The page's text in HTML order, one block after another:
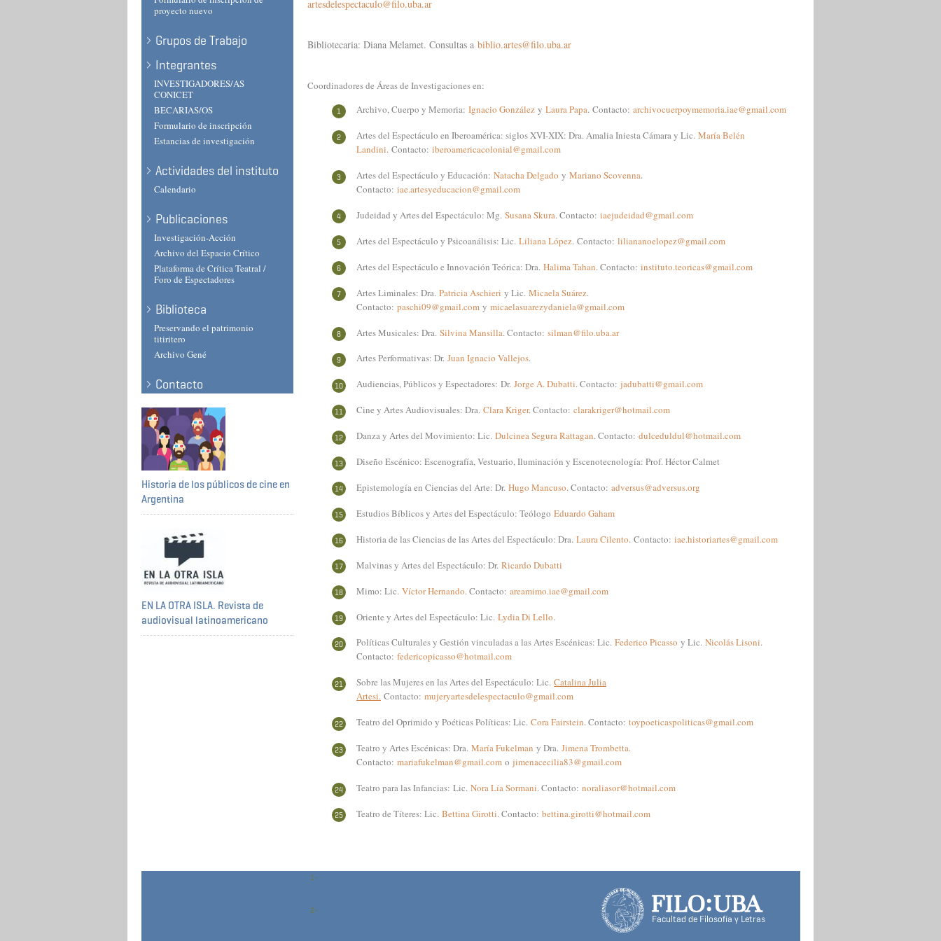
proyecto nuevo
Grupos de Trabajo
Integrantes
INVESTIGADORES/AS
CONICET
BECARIAS/OS
Formulario de inscripción
Estancias de investigación
Actividades del instituto
Calendario
Publicaciones
Investigación-Acción
Archivo del Espacio Crítico
Plataforma de Crítica Teatral /
Foro de Espectadores
Biblioteca
Preservando el patrimonio
titiritero
Archivo Gené
Contacto
Historia de los públicos de cine en
Argentina
EN LA OTRA ISLA. Revista de
audiovisual latinoamericano
artesdelespectaculo@filo.uba.ar
Bibliotecaria: Diana Melamet. Consultas a biblio.artes@filo.uba.ar
Coordinadores de Áreas de Investigaciones en:
Archivo, Cuerpo y Memoria: Ignacio González y Laura Papa. Contacto: archivocuerpoymemoria.iae@gmail.com
Artes del Espectáculo en Iberoamérica: siglos XVI-XIX: Dra. Amalia Iniesta Cámara y Lic. María Belén
Landini. Contacto: iberoamericacolonial@gmail.com
Artes del Espectáculo y Educación: Natacha Delgado y Mariano Scovenna.
Contacto: iae.artesyeducacion@gmail.com
Judeidad y Artes del Espectáculo: Mg. Susana Skura. Contacto: iaejudeidad@gmail.com
Artes del Espectáculo y Psicoanálisis: Lic. Liliana López. Contacto: liliananoelopez@gmail.com
Artes del Espectáculo e Innovación Teórica: Dra. Halima Tahan. Contacto: instituto.teoricas@gmail.com
Artes Liminales: Dra. Patricia Aschieri y Lic. Micaela Suárez.
Contacto: paschi09@gmail.com y micaelasuarezydaniela@gmail.com
Artes Musicales: Dra. Silvina Mansilla. Contacto: silman@filo.uba.ar
Artes Performativas: Dr. Juan Ignacio Vallejos.
Audiencias, Públicos y Espectadores: Dr. Jorge A. Dubatti. Contacto: jadubatti@gmail.com
Cine y Artes Audiovisuales: Dra. Clara Kriger. Contacto: clarakriger@hotmail.com
Danza y Artes del Movimiento: Lic. Dulcinea Segura Rattagan. Contacto: dulceduldul@hotmail.com
Diseño Escénico: Escenografía, Vestuario, Iluminación y Escenotecnología: Prof. Héctor Calmet
Epistemología en Ciencias del Arte: Dr. Hugo Mancuso. Contacto: adversus@adversus.org
Estudios Bíblicos y Artes del Espectáculo: Teólogo Eduardo Gaham
Historia de las Ciencias de las Artes del Espectáculo: Dra. Laura Cilento. Contacto: iae.historiartes@gmail.com
Malvinas y Artes del Espectáculo: Dr. Ricardo Dubatti
Mimo: Lic. Víctor Hernando. Contacto: areamimo.iae@gmail.com
Oriente y Artes del Espectáculo: Lic. Lydia Di Lello.
Políticas Culturales y Gestión vinculadas a las Artes Escénicas: Lic. Federico Picasso y Lic. Nicolás Lisoni.
Contacto: federicopicasso@hotmail.com
Sobre las Mujeres en las Artes del Espectáculo: Lic. Catalina Julia
Artesi. Contacto: mujeryartesdelespectaculo@gmail.com
Teatro del Oprimido y Poéticas Políticas: Lic. Cora Fairstein. Contacto: toypoeticaspoliticas@gmail.com
Teatro y Artes Escénicas: Dra. María Fukelman y Dra. Jimena Trombetta.
Contacto: mariafukelman@gmail.com o jimenacecilia83@gmail.com
Teatro para las Infancias: Lic. Nora Lía Sormani. Contacto: noraliasor@hotmail.com
Teatro de Títeres: Lic. Bettina Girotti. Contacto: bettina.girotti@hotmail.com